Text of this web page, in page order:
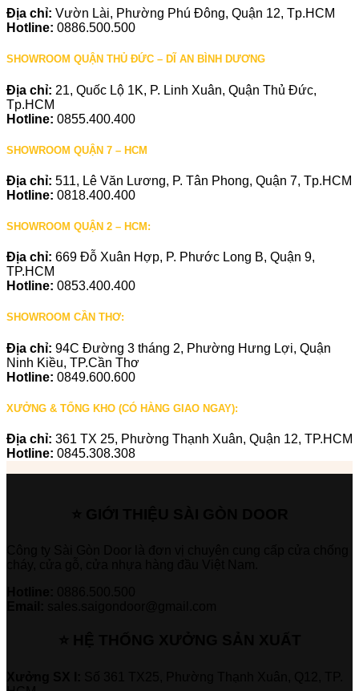
Địa chỉ: Vườn Lài, Phường Phú Đông, Quận 12, Tp.HCM
Hotline: 0886.500.500
SHOWROOM QUẬN THỦ ĐỨC – DĨ AN BÌNH DƯƠNG
Địa chỉ: 21, Quốc Lộ 1K, P. Linh Xuân, Quận Thủ Đức,
Tp.HCM
Hotline: 0855.400.400
SHOWROOM QUẬN 7 – HCM
Địa chỉ: 511, Lê Văn Lương, P. Tân Phong, Quận 7, Tp.HCM
Hotline: 0818.400.400
SHOWROOM QUẬN 2 – HCM:
Địa chỉ: 669 Đỗ Xuân Hợp, P. Phước Long B, Quận 9,
TP.HCM
Hotline: 0853.400.400
SHOWROOM CẦN THƠ:
Địa chỉ: 94C Đường 3 tháng 2, Phường Hưng Lợi, Quận
Ninh Kiều, TP.Cần Thơ
Hotline: 0849.600.600
XƯỞNG & TỔNG KHO (CÓ HÀNG GIAO NGAY):
Địa chỉ: 361 TX 25, Phường Thạnh Xuân, Quận 12, TP.HCM
Hotline: 0845.308.308